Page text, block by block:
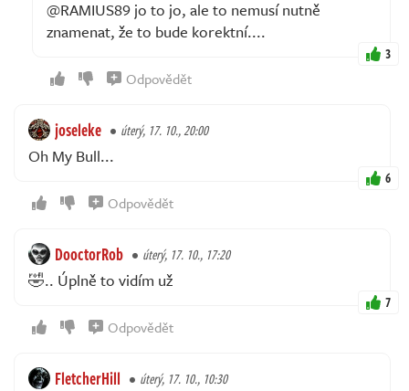
@RAMIUS89 jo to jo, ale to nemusí nutně
znamenat, že to bude korektní....
3
Odpovědět
joseleke úterý, 17. 10., 20:00
Oh My Bull...
6
Odpovědět
DooctorRob úterý, 17. 10., 17:20
🤣.. Úplně to vidím už
7
Odpovědět
FletcherHill úterý, 17. 10., 10:30